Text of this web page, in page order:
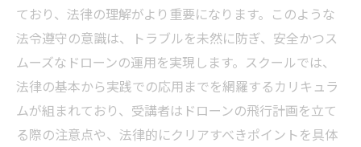
ており、法律の理解がより重要になります。このような
法令遵守の意識は、トラブルを未然に防ぎ、安全かつス
ムーズなドローンの運用を実現します。スクールでは、
法律の基本から実践での応用までを網羅するカリキュラ
ムが組まれており、受講者はドローンの飛行計画を立て
る際の注意点や、法律的にクリアすべきポイントを具体